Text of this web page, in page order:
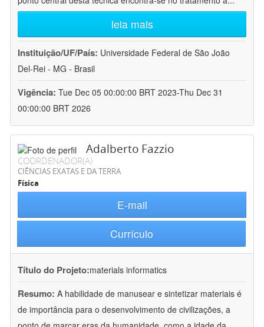
leia mais
Instituição/UF/País: Universidade Federal de São João
Del-Rei - MG - Brasil
Vigência: Tue Dec 05 00:00:00 BRT 2023-Thu Dec 31
00:00:00 BRT 2026
Adalberto Fazzio
COORDENADOR(A)
CIÊNCIAS EXATAS E DA TERRA
Física
E-mail
Currículo
Título do Projeto:materials informatics
Resumo: A habilidade de manusear e sintetizar materiais é
de importância para o desenvolvimento de civilizações, a